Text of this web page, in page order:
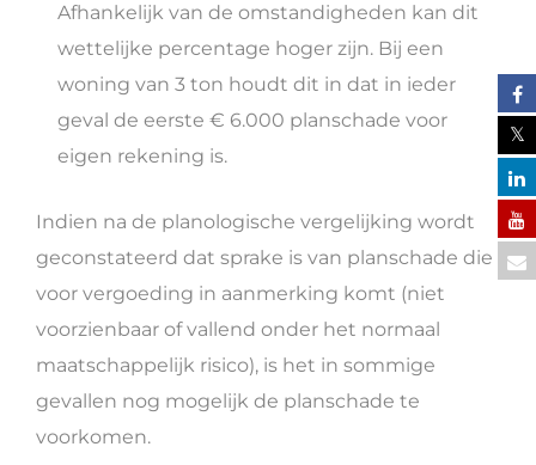
Afhankelijk van de omstandigheden kan dit
wettelijke percentage hoger zijn. Bij een
woning van 3 ton houdt dit in dat in ieder
geval de eerste € 6.000 planschade voor
eigen rekening is.
Indien na de planologische vergelijking wordt
geconstateerd dat sprake is van planschade die
voor vergoeding in aanmerking komt (niet
voorzienbaar of vallend onder het normaal
maatschappelijk risico), is het in sommige
gevallen nog mogelijk de planschade te
voorkomen.